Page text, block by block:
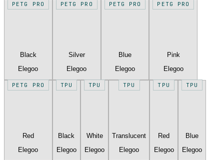
PETG PRO
Black
Elegoo
PETG PRO
Silver
Elegoo
PETG PRO
Blue
Elegoo
PETG PRO
Pink
Elegoo
PETG PRO
Red
Elegoo
TPU
Black
Elegoo
TPU
White
Elegoo
TPU
Translucent
Elegoo
TPU
Red
Elegoo
TPU
Blue
Elegoo